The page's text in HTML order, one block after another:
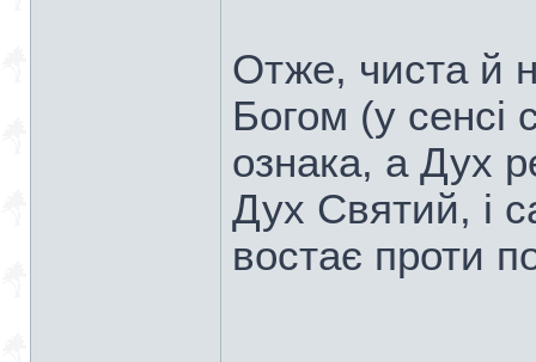
Отже, чиста й
Богом (у сенсі
ознака, а Дух
Дух Святий, і
востає проти